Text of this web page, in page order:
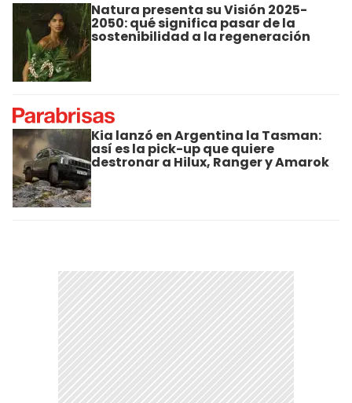
Natura presenta su Visión 2025-
2050: qué significa pasar de la
sostenibilidad a la regeneración
Kia lanzó en Argentina la Tasman:
así es la pick-up que quiere
destronar a Hilux, Ranger y Amarok